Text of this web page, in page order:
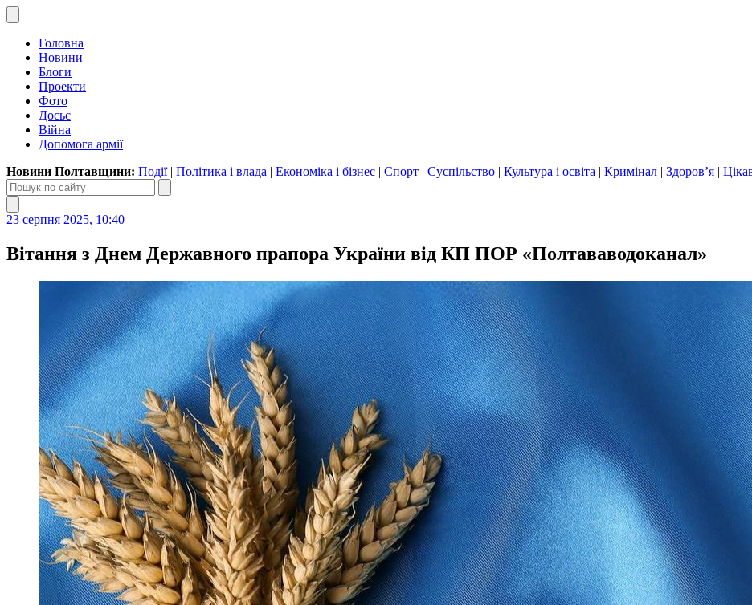
Головна
Новини
Блоги
Проекти
Фото
Досьє
Війна
Допомога армії
Новини Полтавщини: Події| Політика і влада | Економіка і бізнес | Спорт | Суспільство | Культура і освіта | Кримінал | Здоров’я |
23 серпня 2025, 10:40
Вітання з Днем Державного прапора України від КП ПОР «Полтававодоканал»